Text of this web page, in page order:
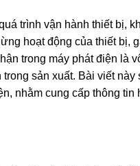
trình vận hành thiết bị,
hoạt động của thiết bị,
trong máy phát điện là
sản xuất. Bài viết này
nhằm cung cấp thông tin